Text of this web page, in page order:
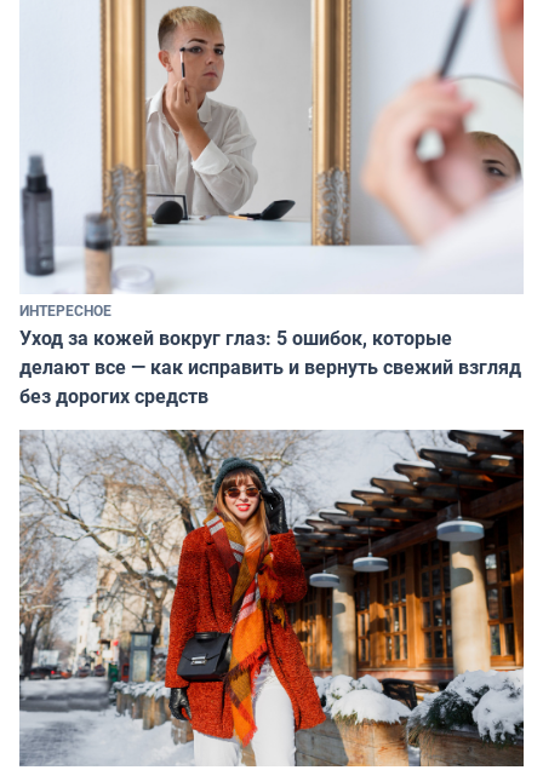
ИНТЕРЕСНОЕ
Уход за кожей вокруг глаз: 5 ошибок, которые
делают все — как исправить и вернуть свежий взгляд
без дорогих средств